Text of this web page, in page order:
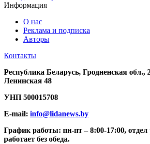
Информация
О нас
Реклама и подписка
Авторы
Контакты
Республика Беларусь, Гродненская обл.,
Ленинская 48
УНП 500015708
E-mail: info@lidanews.by
График работы: пн-пт –8:00-17:00,
работает без обеда.